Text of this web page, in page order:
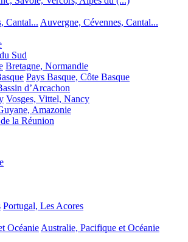
Cantal... Auvergne, Cévennes, Cantal...
Sud
Bretagne, Normandie
Pays Basque, Côte Basque
d’Arcachon
Vosges, Vittel, Nancy
Amazonie
la Réunion
Portugal, Les Acores
Océanie Australie, Pacifique et Océanie